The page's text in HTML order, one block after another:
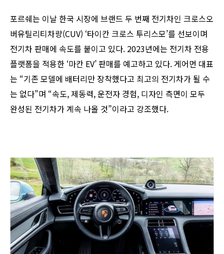
포르쉐는 이날 한국 시장에 브랜드 두 번째 전기차인 크로스오
버유틸리티차량(CUV) ‘타이칸 크로스 투리스모’를 선보이며
전기차 판매에 속도를 붙이고 있다. 2023년에는 전기차 전용
플랫폼을 적용한 ‘마칸 EV’ 판매를 예고하고 있다. 게어먼 대표
는 “기존 모델에 배터리만 장착했다고 최고의 전기차가 될 수
는 없다”며 “속도, 제동력, 운전자 경험, 디자인 측면이 모두
완성된 전기차가 계속 나올 것”이라고 강조했다.